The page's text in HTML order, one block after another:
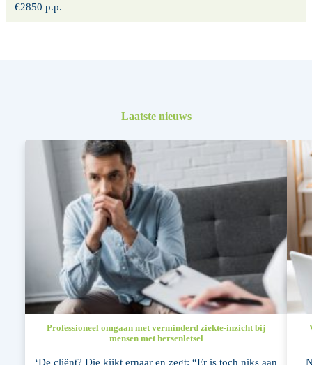
€2850 p.p.
Laatste nieuws
Professioneel omgaan met verminderd ziekte-inzicht bij
mensen met hersenletsel
‘De cliënt? Die kijkt ernaar en zegt: “Er is toch niks aan